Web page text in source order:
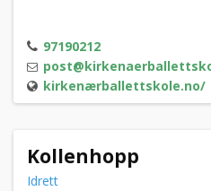
97190212
kirkenærballettskole.no/
Kollenhopp
Idrett